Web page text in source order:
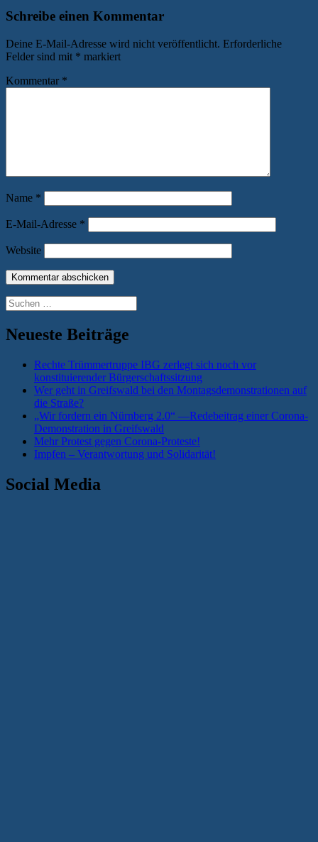
Schreibe einen Kommentar
Deine E-Mail-Adresse wird nicht veröffentlicht. Erforderliche
Felder sind mit * markiert
Kommentar *
Name *
E-Mail-Adresse *
Website
Suchen
nach:
Neueste Beiträge
Rechte Trümmertruppe IBG zerlegt sich noch vor
konstituierender Bürgerschaftssitzung
Wer geht in Greifswald bei den Montagsdemonstrationen auf
die Straße?
„Wir fordern ein Nürnberg 2.0“ —Redebeitrag einer Corona-
Demonstration in Greifswald
Mehr Protest gegen Corona-Proteste!
Impfen – Verantwortung und Solidarität!
Social Media